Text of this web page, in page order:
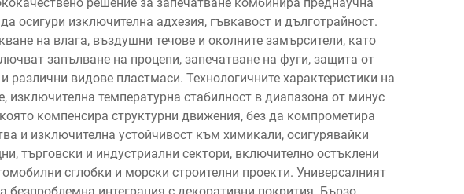
осигури изключителна адхезия, гъвкавост и дълготрайност.
на влага, въздушни течове и околните замърсители, като
запълване на процепи, запечатване на фуги, защита от
видове пластмаси. Технологичните характеристики на
изключителна температурна стабилност в диапазона от минус
компенсира структурни движения, без да компрометира
и изключителна устойчивост към химикали, осигурявайки
търговски и индустриални сектори, включително остъклени
сглобки и морски строителни проекти. Универсалният